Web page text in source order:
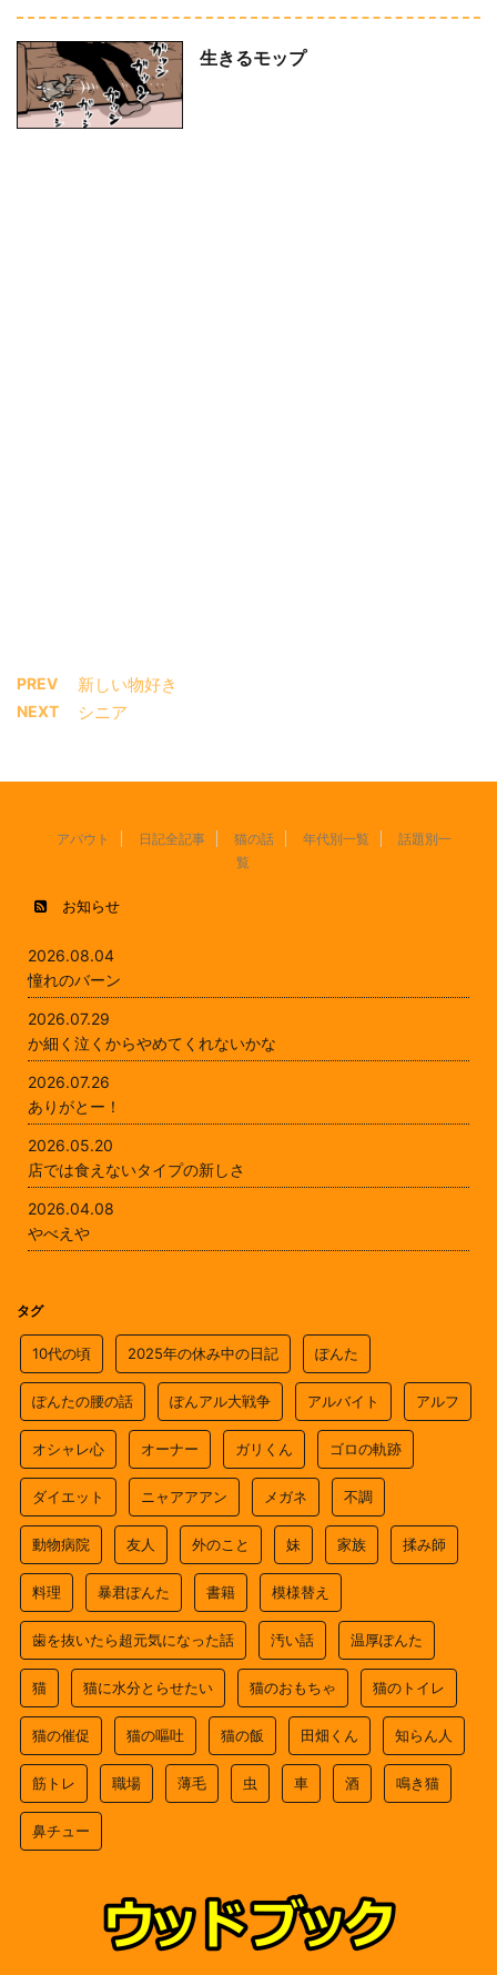
生きるモップ
PREV 新しい物好き
NEXT シニア
アバウト 日記全記事 猫の話 年代別一覧
話題別一
覧
お知らせ
2026.08.04
憧れのバーン
2026.07.29
か細く泣くからやめてくれないかな
2026.07.26
ありがとー！
2026.05.20
店では食えないタイプの新しさ
2026.04.08
やべえや
タグ
10代の頃 2025年の休み中の日記 ぽんた
ぽんたの腰の話 ぽんアル大戦争 アルバイト アルフ
オシャレ心 オーナー ガリくん ゴロの軌跡
ダイエット ニャアアアン メガネ 不調
動物病院 友人 外のこと 妹 家族 揉み師
料理 暴君ぽんた 書籍 模様替え
歯を抜いたら超元気になった話 汚い話 温厚ぽんた
猫 猫に水分とらせたい 猫のおもちゃ 猫のトイレ
猫の催促 猫の嘔吐 猫の飯 田畑くん 知らん人
筋トレ 職場 薄毛 虫 車 酒 鳴き猫
鼻チュー